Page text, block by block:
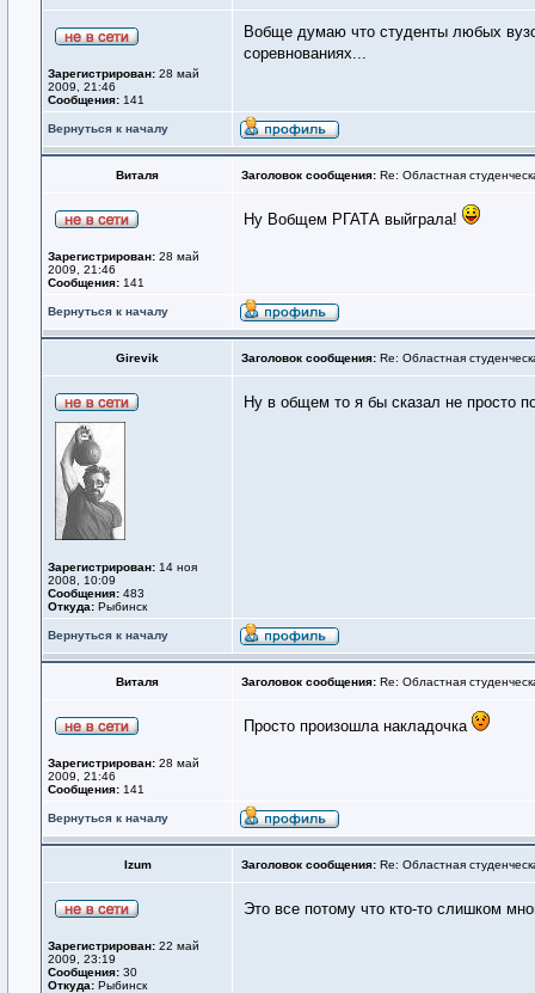
Зарегистрирован: 28 май
2009, 21:46
Сообщения: 141
Вобще думаю что студенты любых
соревнованиях...
Вернуться к началу
Виталя Заголовок сообщения: Re: Областная
Зарегистрирован: 28 май
2009, 21:46
Сообщения: 141
Ну Вобщем РГАТА выйграла!
Вернуться к началу
Girevik Заголовок сообщения: Re: Областная
Зарегистрирован: 14 ноя
2008, 10:09
Сообщения: 483
Откуда: Рыбинск
Ну в общем то я бы сказал не просто
Вернуться к началу
Виталя Заголовок сообщения: Re: Областная
Зарегистрирован: 28 май
2009, 21:46
Сообщения: 141
Просто произошла накладочка
Вернуться к началу
Izum Заголовок сообщения: Re: Областная
Зарегистрирован: 22 май
2009, 23:19
Сообщения: 30
Откуда: Рыбинск
Это все потому что кто-то слишком